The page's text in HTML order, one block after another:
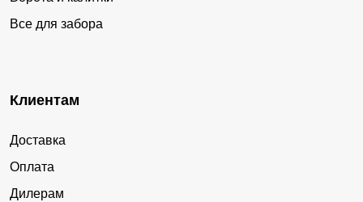
Все для забора
Клиентам
Доставка
Оплата
Дилерам